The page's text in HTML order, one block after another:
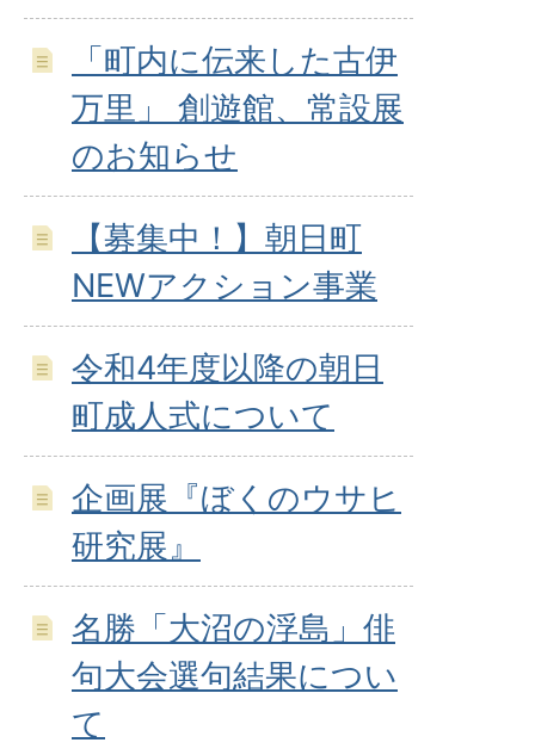
「町内に伝来した古伊
万里」 創遊館、常設展
のお知らせ
【募集中！】朝日町
NEWアクション事業
令和4年度以降の朝日
町成人式について
企画展『ぼくのウサヒ
研究展』
名勝「大沼の浮島」俳
句大会選句結果につい
て